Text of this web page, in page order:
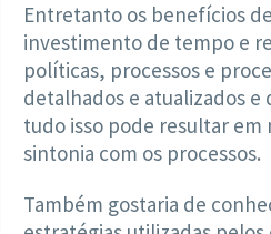
Entretanto os benefícios
investimento de tempo e
políticas, processos e
detalhados e atualizados
tudo isso pode resultar
sintonia com os processos.
Também gostaria de